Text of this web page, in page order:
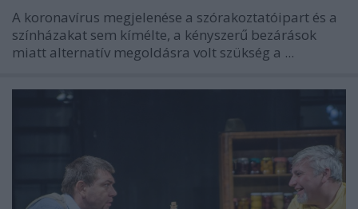
A koronavírus megjelenése a szórakoztatóipart és a
színházakat sem kímélte, a kényszerű bezárások
miatt alternatív megoldásra volt szükség a ...